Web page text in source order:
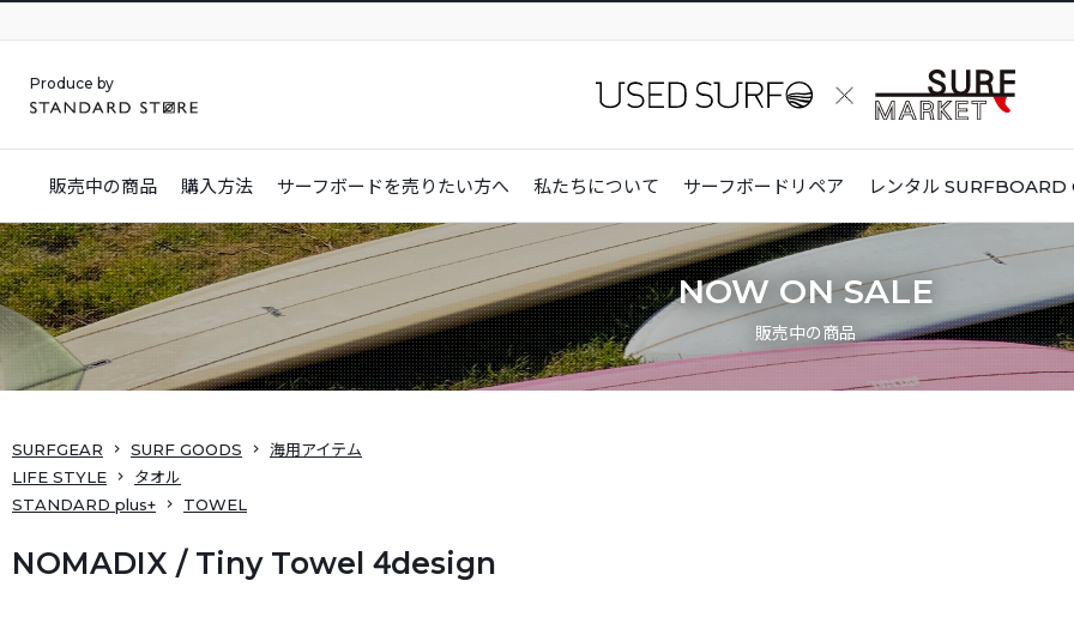
Produce by
販売中の商品 購入方法 サーフボードを売りたい方へ 私たちについて サーフボードリペア レンタル SURFBOARD
NOW ON SALE
販売中の商品
SURFGEAR SURF GOODS
海用アイテム
LIFE STYLE
タオル
STANDARD plus+
TOWEL
NOMADIX / Tiny Towel 4design